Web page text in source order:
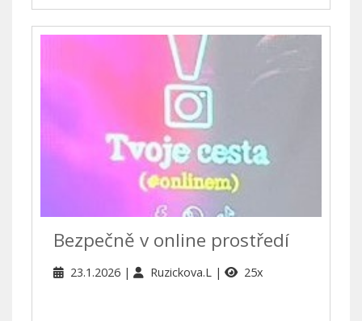
Bezpečně v online prostředí
23.1.2026 Ruzickova.L 25x